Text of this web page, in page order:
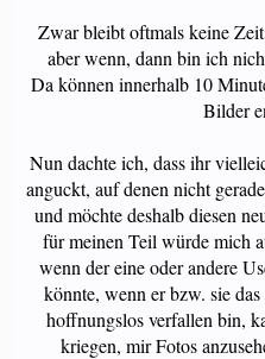
Zwar bleibt oftmals keine
aber wenn, dann bin ich
Da können innerhalb 10
Bilder
Nun dachte ich, dass ihr
anguckt, auf denen nicht
und möchte deshalb diesen
für meinen Teil würde mich
wenn der eine oder andere
könnte, wenn er bzw. sie
hoffnungslos verfallen bin,
kriegen, mir Fotos